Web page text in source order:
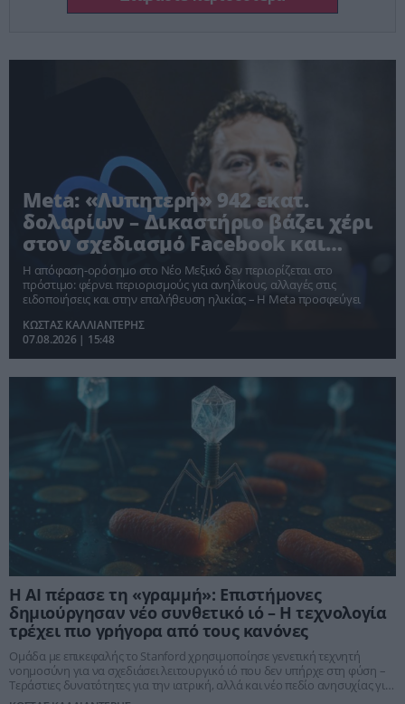
Meta: «Λυπητερή» 942 εκατ.
δολαρίων – Δικαστήριο βάζει χέρι
στον σχεδιασμό Facebook και
Instagram
Η απόφαση-ορόσημο στο Νέο Μεξικό δεν περιορίζεται στο
πρόστιμο: φέρνει περιορισμούς για ανηλίκους, αλλαγές στις
ειδοποιήσεις και στην επαλήθευση ηλικίας – Η Meta προσφεύγει
ΚΩΣΤΑΣ ΚΑΛΛΙΑΝΤΕΡΗΣ
07.08.2026 | 15:48
Η ΑΙ πέρασε τη «γραμμή»: Επιστήμονες
δημιούργησαν νέο συνθετικό ιό – Η τεχνολογία
τρέχει πιο γρήγορα από τους κανόνες
Ομάδα με επικεφαλής το Stanford χρησιμοποίησε γενετική τεχνητή
νοημοσύνη για να σχεδιάσει λειτουργικό ιό που δεν υπήρχε στη φύση –
Τεράστιες δυνατότητες για την ιατρική, αλλά και νέο πεδίο ανησυχίας για
βιοασφάλεια και βιολογικά όπλα